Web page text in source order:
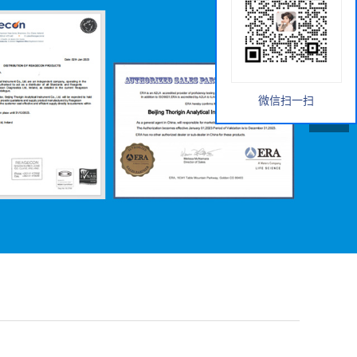
微信扫一扫